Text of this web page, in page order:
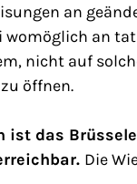
an
womöglich an
nicht auf
öffnen.
ist das
Die